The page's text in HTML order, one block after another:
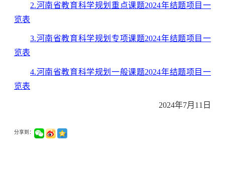
2.河南省教育科学规划重点课题2024年结题项目一
览表
3.河南省教育科学规划专项课题2024年结题项目一
览表
4.河南省教育科学规划一般课题2024年结题项目一
览表
2024年7月11日
分享到：